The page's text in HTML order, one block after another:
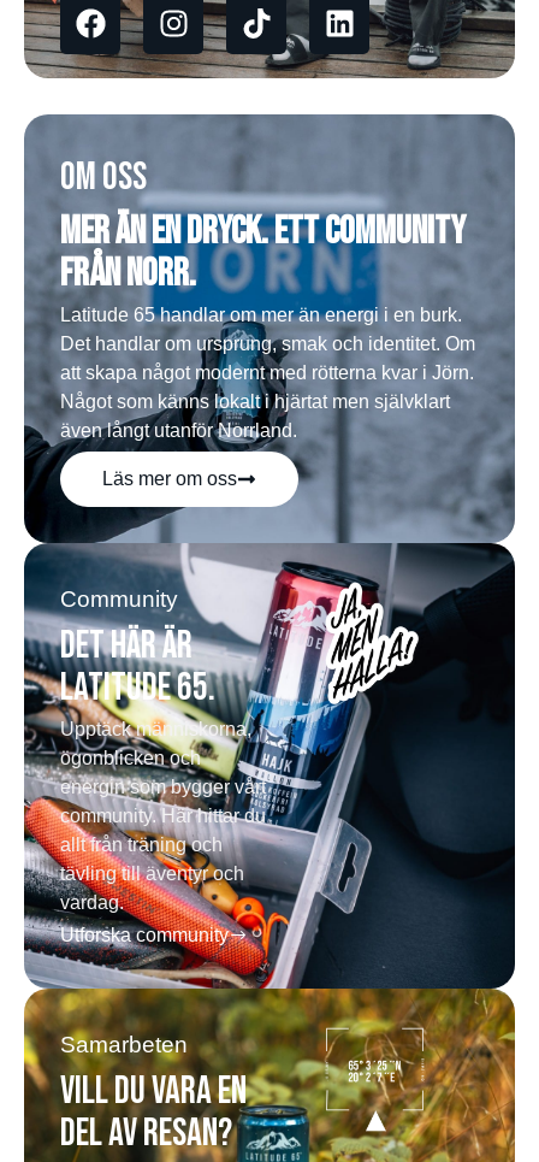
Om oss
Mer än en dryck. Ett community
från norr.
Latitude 65 handlar om mer än energi i en burk.
Det handlar om ursprung, smak och identitet. Om
att skapa något modernt med rötterna kvar i Jörn.
Något som känns lokalt i hjärtat men självklart
även långt utanför Norrland.
Läs mer om oss
Community
Det här är
Latitude 65.
Upptäck människorna,
ögonblicken och
energin som bygger vårt
community. Här hittar du
allt från träning och
tävling till äventyr och
vardag.
Utforska community
Samarbeten
Vill du vara en
del av resan?